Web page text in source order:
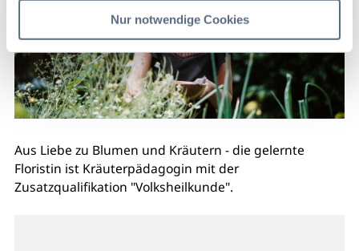
Nur notwendige Cookies
Aus Liebe zu Blumen und Kräutern - die gelernte
Floristin ist Kräuterpädagogin mit der
Zusatzqualifikation "Volksheilkunde".